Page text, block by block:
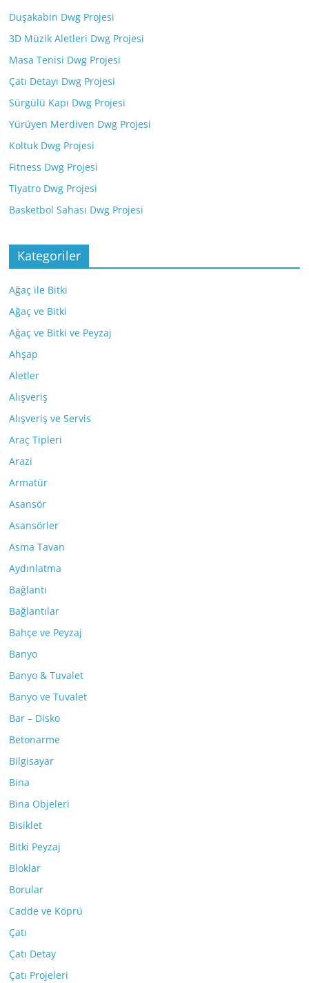
Duşakabin Dwg Projesi
3D Müzik Aletleri Dwg Projesi
Masa Tenisi Dwg Projesi
Çatı Detayı Dwg Projesi
Sürgülü Kapı Dwg Projesi
Yürüyen Merdiven Dwg Projesi
Koltuk Dwg Projesi
Fitness Dwg Projesi
Tiyatro Dwg Projesi
Basketbol Sahası Dwg Projesi
Kategoriler
Ağaç ile Bitki
Ağaç ve Bitki
Ağaç ve Bitki ve Peyzaj
Ahşap
Aletler
Alışveriş
Alışveriş ve Servis
Araç Tipleri
Arazi
Armatür
Asansör
Asansörler
Asma Tavan
Aydınlatma
Bağlantı
Bağlantılar
Bahçe ve Peyzaj
Banyo
Banyo & Tuvalet
Banyo ve Tuvalet
Bar – Disko
Betonarme
Bilgisayar
Bina
Bina Objeleri
Bisiklet
Bitki Peyzaj
Bloklar
Borular
Cadde ve Köprü
Çatı
Çatı Detay
Çatı Projeleri